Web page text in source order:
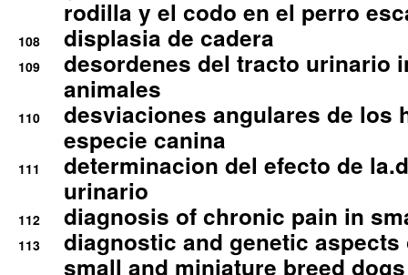
rodilla y el codo en el perro
108 displasia de cadera
109
desordenes del tracto urinario
animales
110
desviaciones angulares de los
especie canina
111
determinacion del efecto de
urinario
112 diagnosis of chronic pain in
113
diagnostic and genetic
small and miniature breed